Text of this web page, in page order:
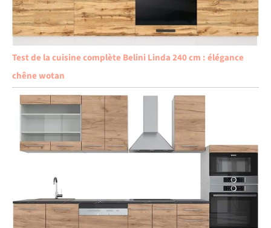
Test de la cuisine complète Belini Linda 240 cm : élégance
chêne wotan